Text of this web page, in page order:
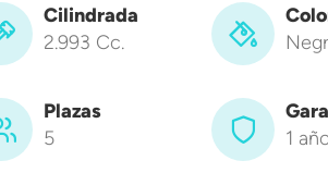
Cilindrada
2.993 Cc.
Plazas
5
1